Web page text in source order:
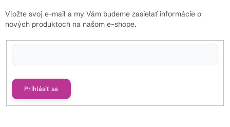
Vložte svoj e-mail a my Vám budeme zasielať informácie o
nových produktoch na našom e-shope.
Prihlásiť sa